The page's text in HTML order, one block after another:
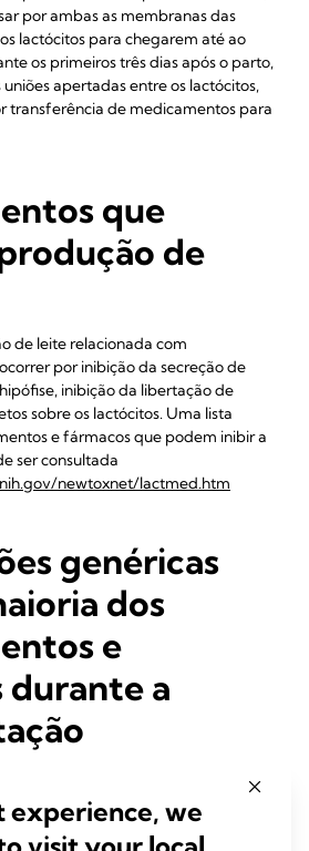
por ambas as membranas das
lactócitos para chegarem até ao
os primeiros três dias após o parto,
apertadas entre os lactócitos,
transferência de medicamentos para
que
de
de leite relacionada com
por inibição da secreção de
inibição da libertação de
sobre os lactócitos. Uma lista
e fármacos que podem inibir a
ser consultada
newtoxnet/lactmed.htm
genéricas
dos
e
durante a
à base de plantas.
é adequada se a dose
experience, we